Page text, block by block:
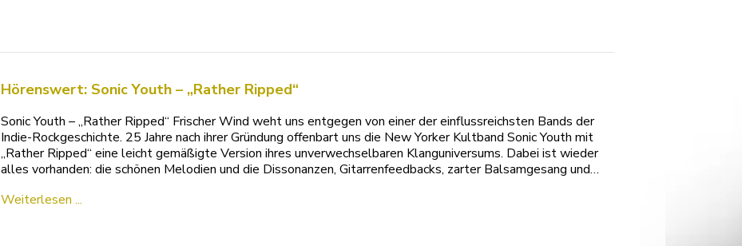
Hörenswert: Sonic Youth – „Rather Ripped“
Sonic Youth – „Rather Ripped“ Frischer Wind weht uns entgegen von einer der einflussreichsten Bands der
Indie-Rockgeschichte. 25 Jahre nach ihrer Gründung offenbart uns die New Yorker Kultband Sonic Youth mit
„Rather Ripped“ eine leicht gemäßigte Version ihres unverwechselbaren Klanguniversums. Dabei ist wieder
alles vorhanden: die schönen Melodien und die Dissonanzen, Gitarrenfeedbacks, zarter Balsamgesang und…
Weiterlesen ...